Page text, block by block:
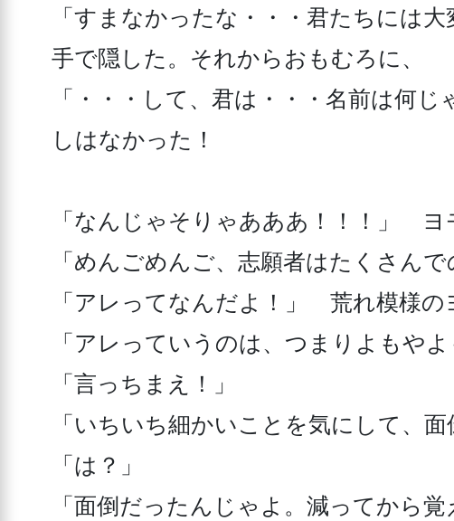
「すまなかったな・・・君たちには
手で隠した。それからおもむろに、
「・・・して、君は・・・名前は何
しはなかった！
「なんじゃそりゃあああ！！！」　
「めんごめんご、志願者はたくさん
「アレってなんだよ！」　荒れ模様の
「アレっていうのは、つまりよもや
「言っちまえ！」
「いちいち細かいことを気にして、面
「は？」
「面倒だったんじゃよ。減ってから覚